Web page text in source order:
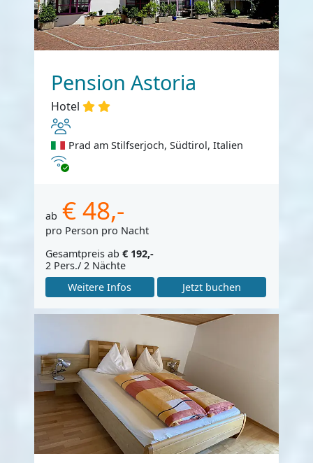
Pension Astoria
Hotel
Prad am Stilfserjoch, Südtirol, Italien
Internet
ab € 48,-
pro Person pro Nacht
Gesamtpreis ab € 192,-
2 Pers./ 2 Nächte
Weitere Infos
Jetzt buchen